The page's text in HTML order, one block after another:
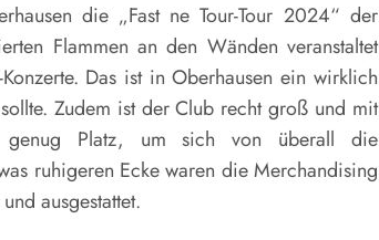
die „Fast ne Tour-Tour 2024“ der
Flammen an den Wänden veranstaltet
Das ist in Oberhausen ein wirklich
Zudem ist der Club recht groß und mit
genug Platz, um sich von überall die
ruhigeren Ecke waren die Merchandising
ausgestattet.